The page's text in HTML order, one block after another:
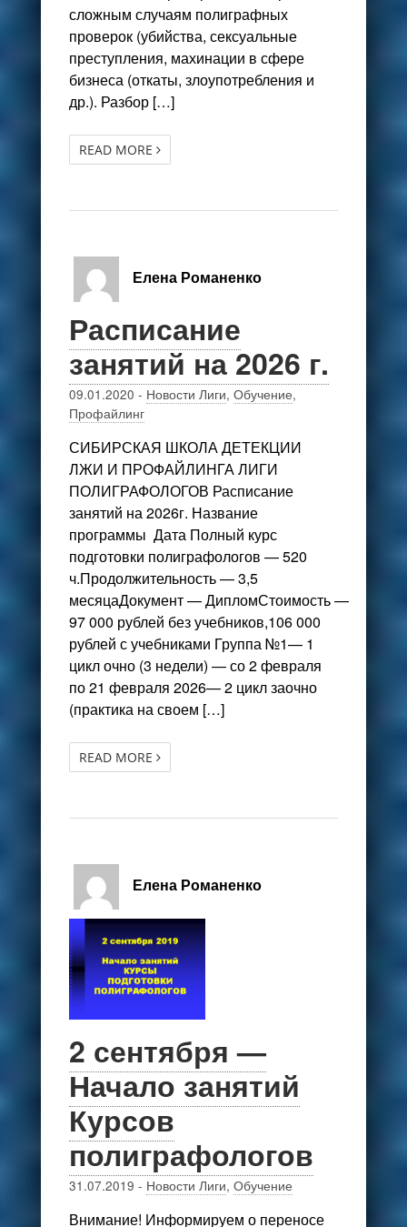
сложным случаям полиграфных
проверок (убийства, сексуальные
преступления, махинации в сфере
бизнеса (откаты, злоупотребления и
др.). Разбор […]
READ MORE
Елена Романенко
Расписание
занятий на 2026 г.
09.01.2020 - Новости Лиги, Обучение,
Профайлинг
СИБИРСКАЯ ШКОЛА ДЕТЕКЦИИ
ЛЖИ И ПРОФАЙЛИНГА ЛИГИ
ПОЛИГРАФОЛОГОВ Расписание
занятий на 2026г. Название
программы Дата Полный курс
подготовки полиграфологов — 520
ч.Продолжительность — 3,5
месяцаДокумент — ДипломСтоимость —
97 000 рублей без учебников,106 000
рублей с учебниками Группа №1— 1
цикл очно (3 недели) — со 2 февраля
по 21 февраля 2026— 2 цикл заочно
(практика на своем […]
READ MORE
Елена Романенко
2 сентября —
Начало занятий
Курсов
полиграфологов
31.07.2019 - Новости Лиги, Обучение
Внимание! Информируем о переносе